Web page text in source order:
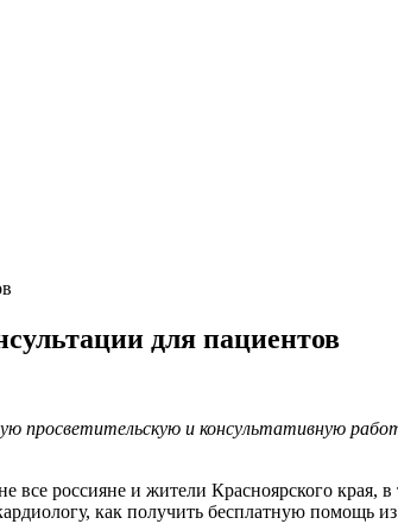
для пациентов
просветительскую и консультативную
россияне и жители Красноярского края,
как получить бесплатную помощь